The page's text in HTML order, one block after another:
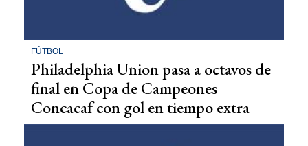
FÚTBOL
Philadelphia Union pasa a octavos de
final en Copa de Campeones
Concacaf con gol en tiempo extra